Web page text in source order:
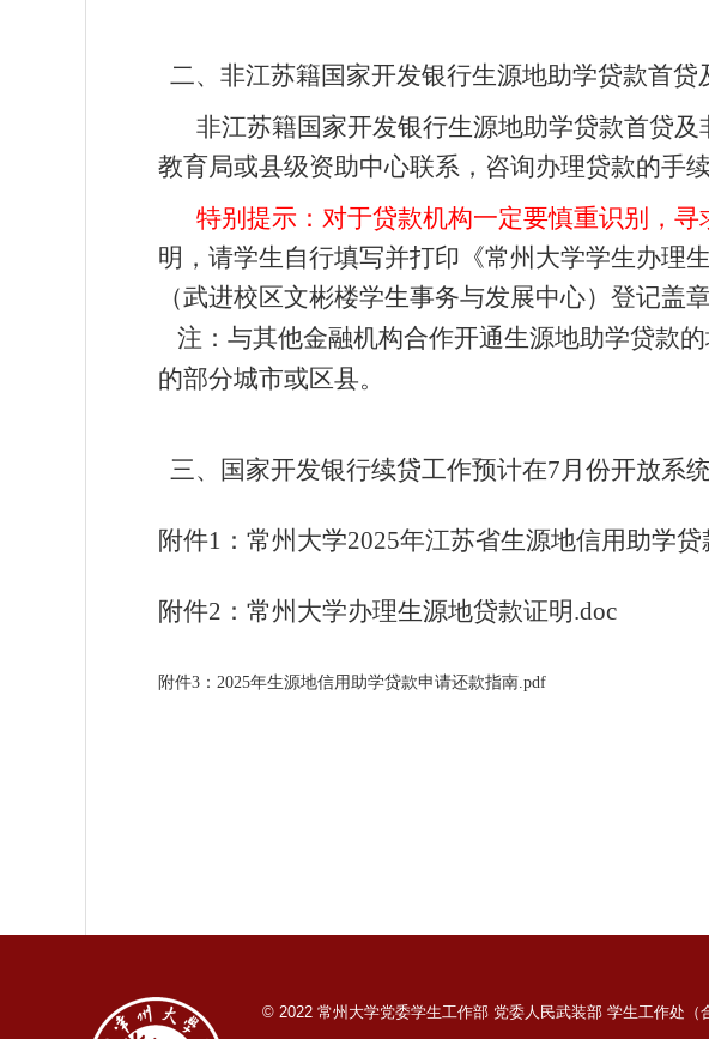
二、非江苏籍国家开发银行生源地助学贷款首贷
非江苏籍国家开发银行生源地助学贷款首贷
教育局或县级资助中心联系，咨询办理贷款的手续
特别提示：对于贷款机构一定要慎重识别，寻
明，请学生自行填写并打印《常州大学学生办理
（武进校区文彬楼学生事务与发展中心）登记盖章
注：与其他金融机构合作开通生源地助学贷款
的部分城市或区县。
三、国家开发银行续贷工作预计在7月份开放系
附件1：常州大学2025年江苏省生源地信用助学
附件2：常州大学办理生源地贷款证明.doc
附件3：2025年生源地信用助学贷款申请还款指南.pdf
© 2022 常州大学党委学生工作部 党委人民武装部 学生工作处（